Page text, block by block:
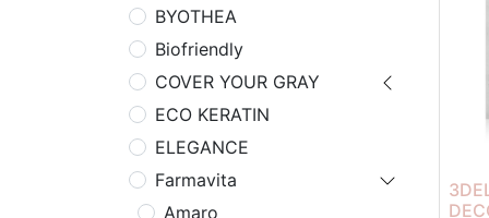
BYOTHEA
Biofriendly
COVER YOUR GRAY
ECO KERATIN
ELEGANCE
Farmavita
Amaro